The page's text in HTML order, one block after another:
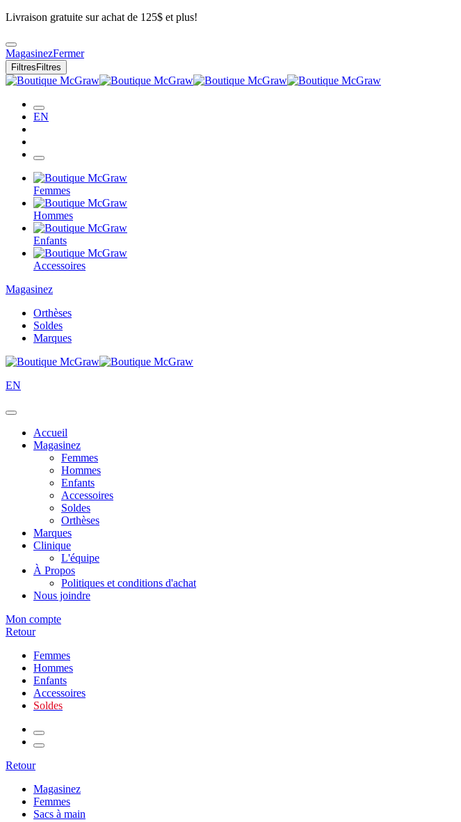
Livraison gratuite sur achat de 125$ et plus!
MagasinezFermer
Filtres Filtres
EN
Femmes
Hommes
Enfants
Accessoires
Magasinez
Orthèses
Soldes
Marques
EN
Accueil
Magasinez
Femmes
Hommes
Enfants
Accessoires
Soldes
Orthèses
Marques
Clinique
L'équipe
À Propos
Politiques et conditions d'achat
Nous joindre
Mon compte
Retour
Femmes
Hommes
Enfants
Accessoires
Soldes
Retour
Magasinez
Femmes
Sacs à main